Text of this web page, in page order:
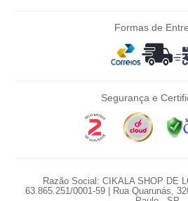
Formas de
Segurança e
Razão Social: CIKALA SHOP DE
63.865.251/0001-59 | Rua Quarunás,